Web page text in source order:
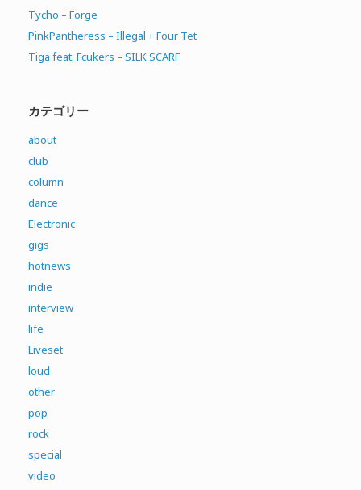
Tycho – Forge
PinkPantheress – Illegal + Four Tet
Tiga feat. Fcukers – SILK SCARF
カテゴリー
about
club
column
dance
Electronic
gigs
hotnews
indie
interview
life
Liveset
loud
other
pop
rock
special
video